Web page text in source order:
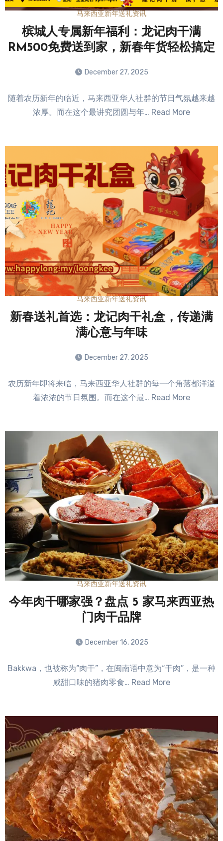
马来西亚新年送礼资讯
槟城人专属新年福利：龙记肉干满
RM500免费送到家，新春年货轻松搞定
December 27, 2025
Comments
随着农历新年的临近，马来西亚华人社群的节日气氛越来越
浓厚。而在这个最讲究团圆与年… Read More
马来西亚新年送礼资讯
新春送礼首选：龙记肉干礼盒，传递满
满心意与年味
December 27, 2025
Comments
农历新年即将来临，马来西亚华人社群的每一个角落都洋溢
着浓浓的节日氛围。而在这个最… Read More
马来西亚新年送礼资讯
今年肉干哪家强？盘点 5 家马来西亚热
门肉干品牌
December 16, 2025
Comments
Bakkwa，也被称为“肉干”，在闽南语中意为“干肉”，是一种
咸甜口味的猪肉零食… Read More